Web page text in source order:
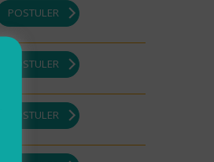
POSTULER
POSTULER
POSTULER